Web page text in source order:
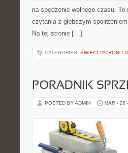
na spędzenie wolnego czasu.
czytania z głębszym
Na tej stronie […]
CATEGORIES: ŚWIĘCI PATRONI I
PORADNIK
POSTED BY ADMIN MAR - 28